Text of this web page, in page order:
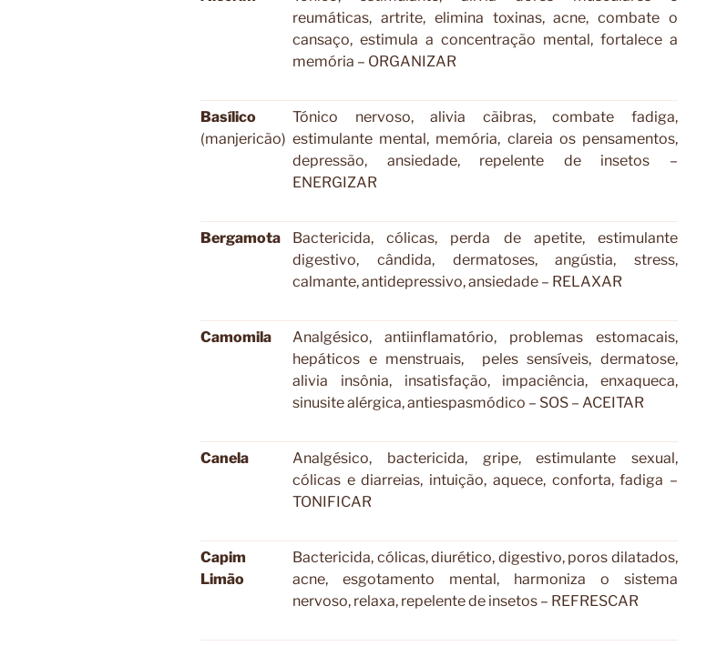
reumáticas, artrite, elimina toxinas, acne, combate o
cansaço, estimula a concentração mental, fortalece a
memória – ORGANIZAR
Basílico
(manjericão)
Tónico nervoso, alivia cãibras, combate fadiga,
estimulante mental, memória, clareia os pensamentos,
depressão, ansiedade, repelente de insetos –
ENERGIZAR
Bergamota
Bactericida, cólicas, perda de apetite, estimulante
digestivo, cândida, dermatoses, angústia, stress,
calmante, antidepressivo, ansiedade – RELAXAR
Camomila
Analgésico, antiinflamatório, problemas estomacais,
hepáticos e menstruais, peles sensíveis, dermatose,
alivia insônia, insatisfação, impaciência, enxaqueca,
sinusite alérgica, antiespasmódico – SOS – ACEITAR
Canela
Analgésico, bactericida, gripe, estimulante sexual,
cólicas e diarreias, intuição, aquece, conforta, fadiga –
TONIFICAR
Capim
Limão
Bactericida, cólicas, diurético, digestivo, poros dilatados,
acne, esgotamento mental, harmoniza o sistema
nervoso, relaxa, repelente de insetos – REFRESCAR